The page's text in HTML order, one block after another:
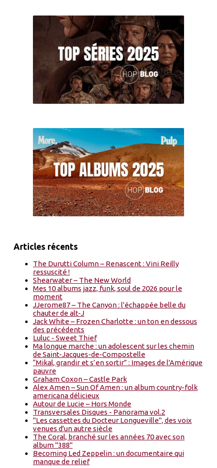
Articles récents
The Durutti Column – Renascent : Vini Reilly
ressuscité !
Shearwater – The New World
Mes 10 albums jazz, funk, soul de 2026 pour le
moment
JJerome87 – The Canyon : l'échappée belle du
chauter de alt-J
Jack White – Frozen Charlotte : un ton en dessous
des précédents
Luluc - Sweet Thief
Ma longue marche : un adolescent sur les chemin
de Saint-Jacques-de-Compostelle
“Mikal, grandir et s’en sortir” : Images de l'Amérique
pauvre
Graham Coxon – Castle Park
Alex Amen – Sun Of Amen : un album country-folk
americana délicieux
Autour de Lucie – Hors Monde
Transversales Disques - Panorama vol.2
"Les cassettes du Docteur Longueville", des voix
venues d'un autre siècle
The Coral, branché sur les années 70 avec son
album "388"
Becoming Led Zeppelin : un documentaire qui
manque de relief